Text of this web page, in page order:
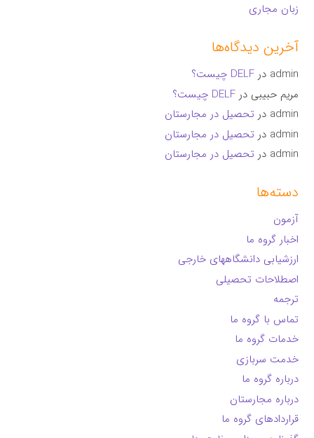
زبان مجاری
آخرین دیدگاه‌ها
admin درDELF چیست؟
مریم حبیبی درDELF چیست؟
admin در تحصیل در مجارستان
admin در تحصیل در مجارستان
admin در تحصیل در مجارستان
دسته‌ها
آزمون
اخبار گروه ما
ارزشیابی دانشگاههای خارجی
اصطلاحات تحصیلی
ترجمه
تماس با گروه ما
خدمات گروه ما
خدمت سربازی
درباره گروه ما
درباره مجارستان
قراردادهای گروه ما